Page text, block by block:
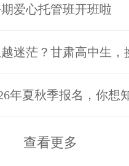
爱心托管班开班啦
迷茫？甘肃高中生，
年夏秋季报名，你想
查看更多